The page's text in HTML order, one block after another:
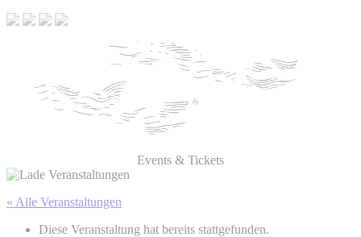
Events & Tickets
« Alle Veranstaltungen
Diese Veranstaltung hat bereits stattgefunden.